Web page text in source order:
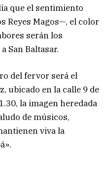
que el sentimiento
Reyes Magos—, el color
serán los
San Baltasar.
del fervor será el
ubicado en la calle 9 de
la imagen heredada
de músicos,
viva la